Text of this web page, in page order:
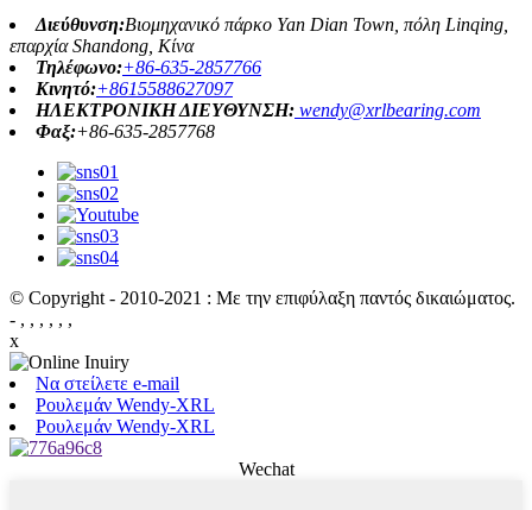
Διεύθυνση:Βιομηχανικό πάρκο Yan Dian Town, πόλη Linqing,
επαρχία Shandong, Κίνα
Τηλέφωνο:+86-635-2857766
Κινητό:+8615588627097
ΗΛΕΚΤΡΟΝΙΚΗ ΔΙΕΥΘΥΝΣΗ: wendy@xrlbearing.com
Φαξ:+86-635-2857768
© Copyright - 2010-2021 : Με την επιφύλαξη παντός δικαιώματος.
- , , , , , ,
x
Να στείλετε e-mail
Ρουλεμάν Wendy-XRL
Ρουλεμάν Wendy-XRL
Wechat